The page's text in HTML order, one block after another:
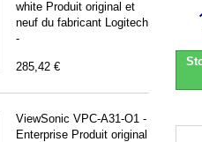
white Produit original et
neuf du fabricant Logitech
-
285,42 €
ViewSonic VPC-A31-O1 -
Enterprise Produit original